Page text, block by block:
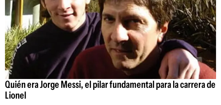
Quién era Jorge Messi, el pilar fundamental para la carrera de
Lionel